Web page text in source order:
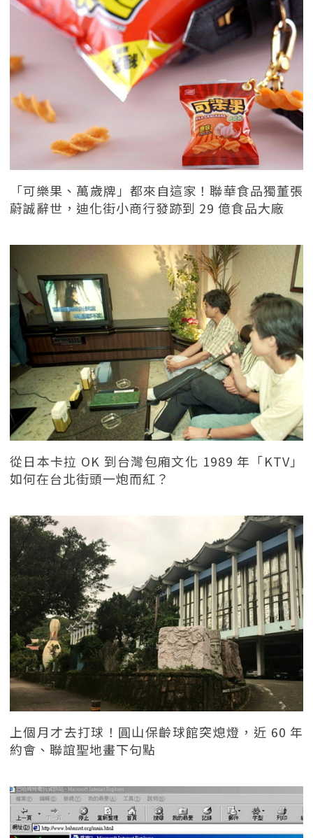
「可樂果、萬歲牌」都來自這家！聯華食品獨董張
蔚誠辭世，迪化街小商行發跡到 29 億食品大廠
從日本卡拉 OK 到台灣包廂文化 1989 年「KTV」
如何在台北街頭一炮而紅？
上個月才去打球！圓山保齡球館突熄燈，近 60 年
約會、聯誼聖地畫下句點